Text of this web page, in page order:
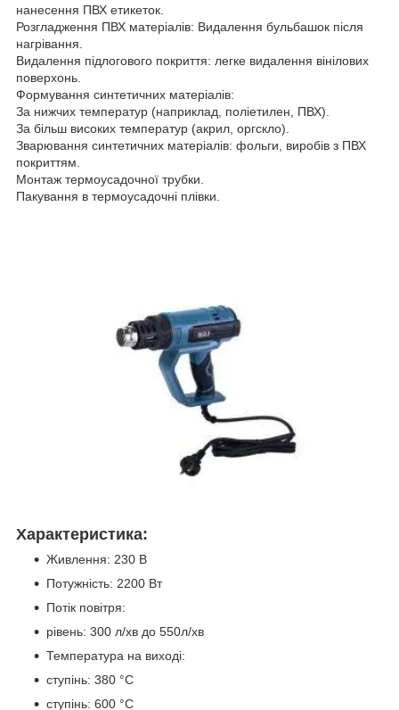
нанесення ПВХ етикеток.
Розгладження ПВХ матеріалів: Видалення бульбашок після
нагрівання.
Видалення підлогового покриття: легке видалення вінілових
поверхонь.
Формування синтетичних матеріалів:
За нижчих температур (наприклад, поліетилен, ПВХ).
За більш високих температур (акрил, оргскло).
Зварювання синтетичних матеріалів: фольги, виробів з ПВХ
покриттям.
Монтаж термоусадочної трубки.
Пакування в термоусадочні плівки.
Характеристика:
Живлення: 230 В
Потужність: 2200 Вт
Потік повітря:
рівень: 300 л/хв до 550л/хв
Температура на виході:
ступінь: 380 °C
ступінь: 600 °C